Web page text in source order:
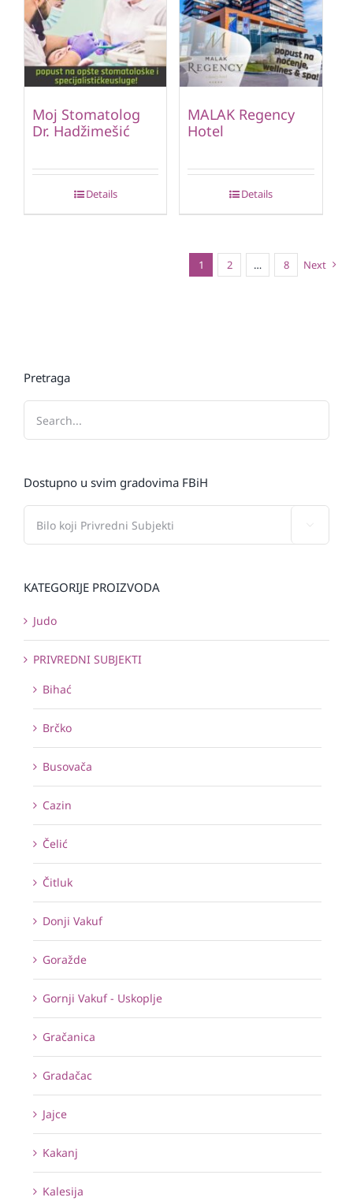
Moj Stomatolog
Dr. Hadžimešić
Details
MALAK Regency
Hotel
Details
1 2 … 8 Next
Pretraga
Dostupno u svim gradovima FBiH
KATEGORIJE PROIZVODA
Judo
PRIVREDNI SUBJEKTI
Bihać
Brčko
Busovača
Cazin
Čelić
Čitluk
Donji Vakuf
Goražde
Gornji Vakuf - Uskoplje
Gračanica
Gradačac
Jajce
Kakanj
Kalesija